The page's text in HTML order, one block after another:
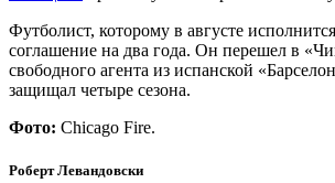
Футболист, которому в августе
соглашение на два года. Он перешел в
свободного агента из испанской
защищал четыре сезона.
Фото: Chicago Fire.
Роберт Левандовски